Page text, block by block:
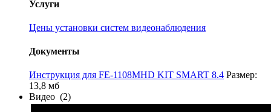
Услуги
Цены установки систем видеонаблюдения
Документы
Инструкция для FE-1108MHD KIT SMART 8.4 Размер:
13,8 мб
Видео (2)